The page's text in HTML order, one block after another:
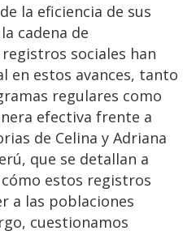
la eficiencia de sus
cadena de
sociales han
en estos avances, tanto
regulares como
efectiva frente a
de Celina y Adriana
que se detallan a
estos registros
a las poblaciones
cuestionamos